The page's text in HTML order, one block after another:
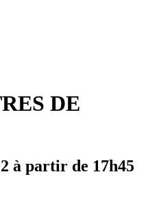
DE
à partir de 17h45